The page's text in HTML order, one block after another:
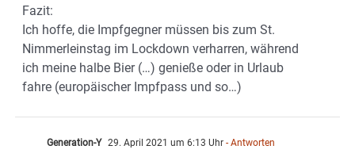
Fazit:
Ich hoffe, die Impfgegner müssen bis zum St.
Nimmerleinstag im Lockdown verharren, während
ich meine halbe Bier (…) genieße oder in Urlaub
fahre (europäischer Impfpass und so…)
Generation-Y 29. April 2021 um 6:13 Uhr - Antworten